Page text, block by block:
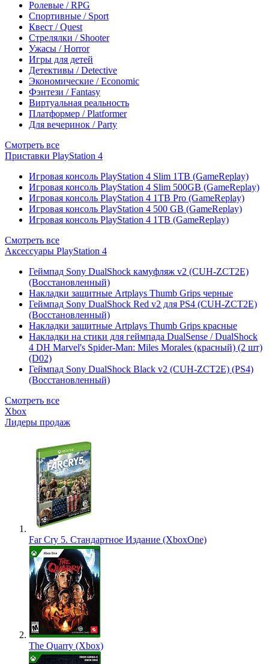
Ролевые / RPG
Спортивные / Sport
Квест / Quest
Стрелялки / Shooter
Ужасы / Horror
Игры для детей
Детективы / Detective
Экономические / Economic
Фэнтези / Fantasy
Виртуальная реальность
Платформер / Platformer
Для вечеринок / Party
Смотреть все
Приставки PlayStation 4
Игровая консоль PlayStation 4 Slim 1TB (GameReplay)
Игровая консоль PlayStation 4 Slim 500GB (GameReplay)
Игровая консоль PlayStation 4 1TB Pro (GameReplay)
Игровая консоль PlayStation 4 500 GB (GameReplay)
Игровая консоль PlayStation 4 1TB (GameReplay)
Смотреть все
Аксессуары PlayStation 4
Геймпад Sony DualShock камуфляж v2 (CUH-ZCT2E)
(Восстановленный)
Накладки защитные Artplays Thumb Grips черные
Геймпад Sony DualShock Red v2 для PS4 (CUH-ZCT2E)
(Восстановленный)
Накладки защитные Artplays Thumb Grips красные
Накладки на стики для геймпада DualSense / DualShock
4 DH Marvel's Spider-Man: Miles Morales (красный) (2 шт)
(D02)
Геймпад Sony DualShock Black v2 (CUH-ZCT2E) (PS4)
(Восстановленный)
Смотреть все
Xbox
Лидеры продаж
Far Cry 5. Стандартное Издание (XboxOne)
The Quarry (Xbox)